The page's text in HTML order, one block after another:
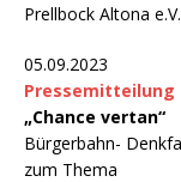
Prellbock Altona e.V.
05.09.2023
Pressemitteilung
„Chance vertan“
Bürgerbahn-
zum Thema